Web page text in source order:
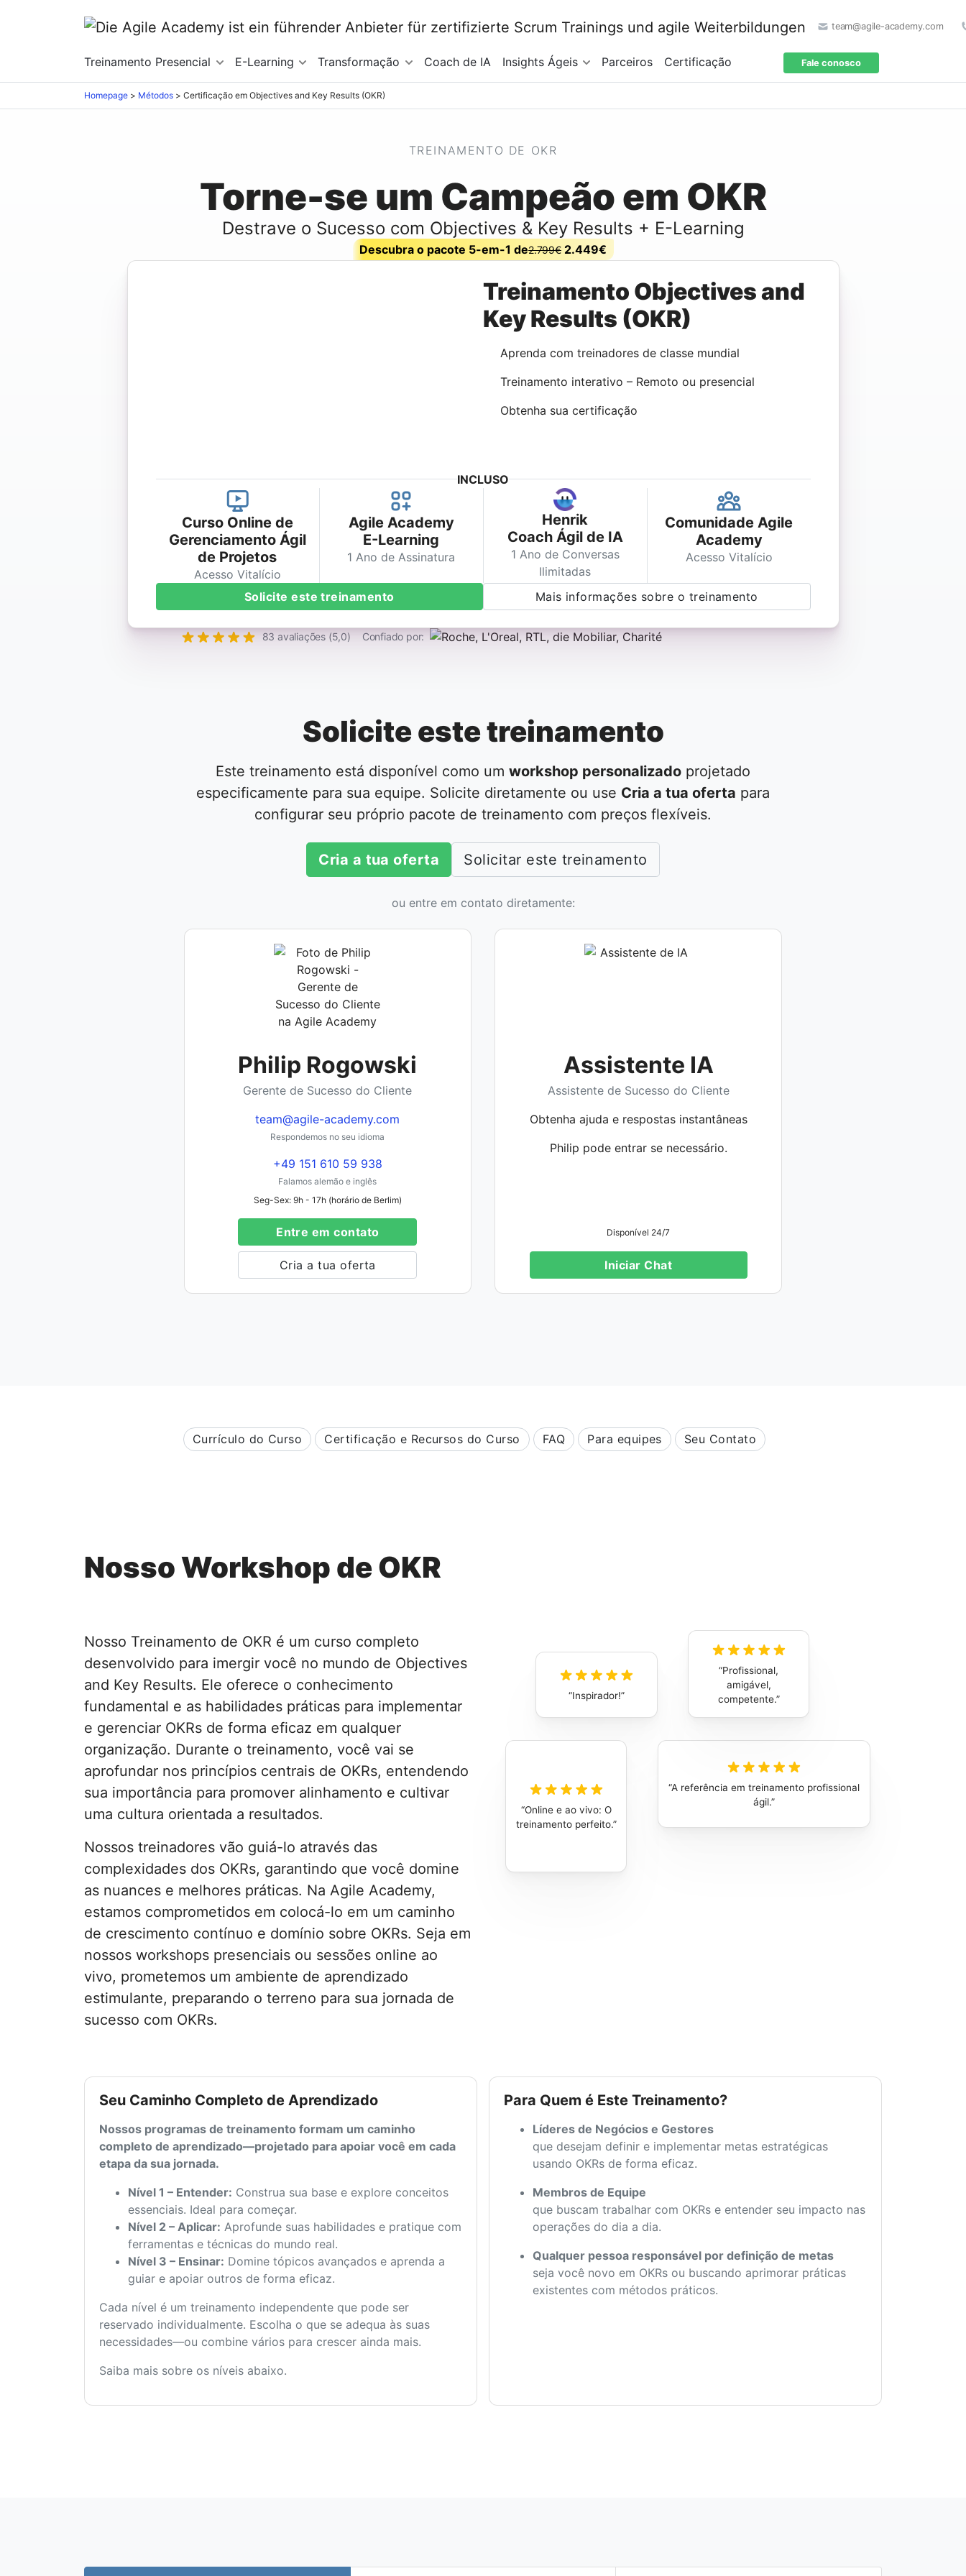
team@agile-academy.com
Treinamento Presencial E-Learning Transformação Coach de IA Insights Ágeis Parceiros Certificação Fale conosco
Homepage > Métodos > Certificação em Objectives and Key Results (OKR)
TREINAMENTO DE OKR
Torne-se um Campeão em OKR
Destrave o Sucesso com Objectives & Key Results + E-Learning
Descubra o pacote 5-em-1 de2.799€2.449€
Treinamento Objectives and
Key Results (OKR)
Aprenda com treinadores de classe mundial
Treinamento interativo – Remoto ou presencial
Obtenha sua certificação
INCLUSO
Curso Online de
Gerenciamento Ágil
de Projetos
Acesso Vitalício
Agile Academy
E-Learning
1 Ano de Assinatura
Henrik
Coach Ágil de IA
1 Ano de Conversas
Ilimitadas
Comunidade Agile
Academy
Acesso Vitalício
Solicite este treinamento Mais informações sobre o treinamento
83 avaliações (5,0) Confiado por:
Solicite este treinamento
Este treinamento está disponível como um workshop personalizado projetado
especificamente para sua equipe. Solicite diretamente ou use Cria a tua oferta para
configurar seu próprio pacote de treinamento com preços flexíveis.
Cria a tua oferta Solicitar este treinamento
ou entre em contato diretamente:
Philip Rogowski
Gerente de Sucesso do Cliente
team@agile-academy.com
Respondemos no seu idioma
+49 151 610 59 938
Falamos alemão e inglês
Seg-Sex: 9h - 17h (horário de Berlim)
Entre em contato
Cria a tua oferta
Assistente IA
Assistente de Sucesso do Cliente
Obtenha ajuda e respostas instantâneas
Philip pode entrar se necessário.
Disponível 24/7
Iniciar Chat
Currículo do Curso Certificação e Recursos do Curso FAQ Para equipes Seu Contato
Nosso Workshop de OKR
Nosso Treinamento de OKR é um curso completo
desenvolvido para imergir você no mundo de Objectives
and Key Results. Ele oferece o conhecimento
fundamental e as habilidades práticas para implementar
e gerenciar OKRs de forma eficaz em qualquer
organização. Durante o treinamento, você vai se
aprofundar nos princípios centrais de OKRs, entendendo
sua importância para promover alinhamento e cultivar
uma cultura orientada a resultados.
Nossos treinadores vão guiá-lo através das
complexidades dos OKRs, garantindo que você domine
as nuances e melhores práticas. Na Agile Academy,
estamos comprometidos em colocá-lo em um caminho
de crescimento contínuo e domínio sobre OKRs. Seja em
nossos workshops presenciais ou sessões online ao
vivo, prometemos um ambiente de aprendizado
estimulante, preparando o terreno para sua jornada de
sucesso com OKRs.
Inspirador!
Online e ao vivo: O
treinamento perfeito.
A referência em treinamento profissional
ágil.
Profissional,
amigável,
competente.
Seu Caminho Completo de Aprendizado
Nossos programas de treinamento formam um caminho
completo de aprendizado—projetado para apoiar você em cada
etapa da sua jornada.
Nível 1 – Entender: Construa sua base e explore conceitos
essenciais. Ideal para começar.
Nível 2 – Aplicar: Aprofunde suas habilidades e pratique com
ferramentas e técnicas do mundo real.
Nível 3 – Ensinar: Domine tópicos avançados e aprenda a
guiar e apoiar outros de forma eficaz.
Cada nível é um treinamento independente que pode ser
reservado individualmente. Escolha o que se adequa às suas
necessidades—ou combine vários para crescer ainda mais.
Saiba mais sobre os níveis abaixo.
Para Quem é Este Treinamento?
Líderes de Negócios e Gestores
que desejam definir e implementar metas estratégicas
usando OKRs de forma eficaz.
Membros de Equipe
que buscam trabalhar com OKRs e entender seu impacto nas
operações do dia a dia.
Qualquer pessoa responsável por definição de metas
seja você novo em OKRs ou buscando aprimorar práticas
existentes com métodos práticos.